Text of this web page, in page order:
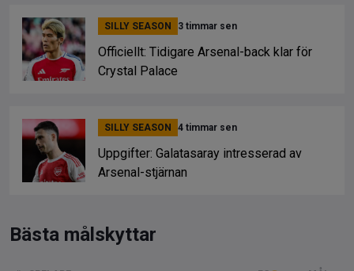
SILLY SEASON 3 timmar sen
Officiellt: Tidigare Arsenal-back klar för
Crystal Palace
SILLY SEASON 4 timmar sen
Uppgifter: Galatasaray intresserad av
Arsenal-stjärnan